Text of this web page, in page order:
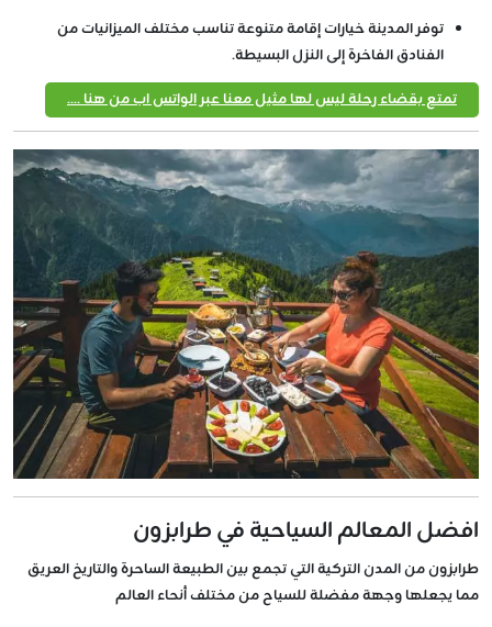
توفر المدينة خيارات إقامة متنوعة تناسب مختلف الميزانيات من
الفنادق الفاخرة إلى النزل البسيطة.
تمتع بقضاء رحلة ليس لها مثيل معنا عبر الواتس اب من هنا ....
افضل المعالم السياحية في طرابزون
طرابزون من المدن التركية التي تجمع بين الطبيعة الساحرة والتاريخ العريق
مما يجعلها وجهة مفضلة للسياح من مختلف أنحاء العالم